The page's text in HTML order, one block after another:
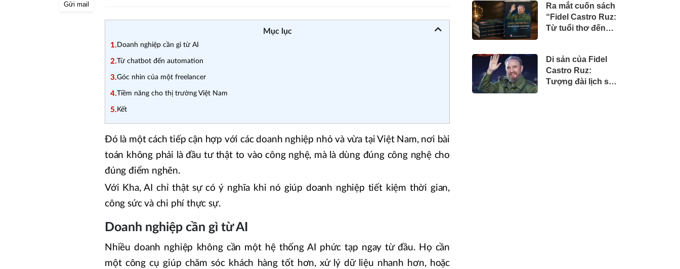
Gửi mail
Mục lục
1. Doanh nghiệp cần gì từ AI
2.Từ chatbot đến automation
3.Góc nhìn của một freelancer
4.Tiềm năng cho thị trường Việt Nam
5. Kết
Đó là một cách tiếp cận hợp với các doanh nghiệp nhỏ và vừa tại Việt Nam, nơi bài
toán không phải là đầu tư thật to vào công nghệ, mà là dùng đúng công nghệ cho
đúng điểm nghẽn.
Với Kha, AI chỉ thật sự có ý nghĩa khi nó giúp doanh nghiệp tiết kiệm thời gian,
công sức và chi phí thực sự.
Doanh nghiệp cần gì từ AI
Nhiều doanh nghiệp không cần một hệ thống AI phức tạp ngay từ đầu. Họ cần
một công cụ giúp chăm sóc khách hàng tốt hơn, xử lý dữ liệu nhanh hơn, hoặc
giá trị của một
doanh nhân Việt
tại Úc
Ra mắt cuốn sách
“Fidel Castro Ruz:
Từ tuổi thơ đến
Di sản của Fidel
Castro Ruz:
Tượng đài lịch sử,